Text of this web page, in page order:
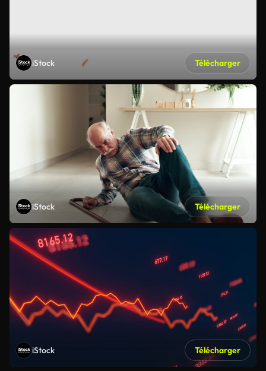
iStock Télécharger
iStock Télécharger
iStock Télécharger